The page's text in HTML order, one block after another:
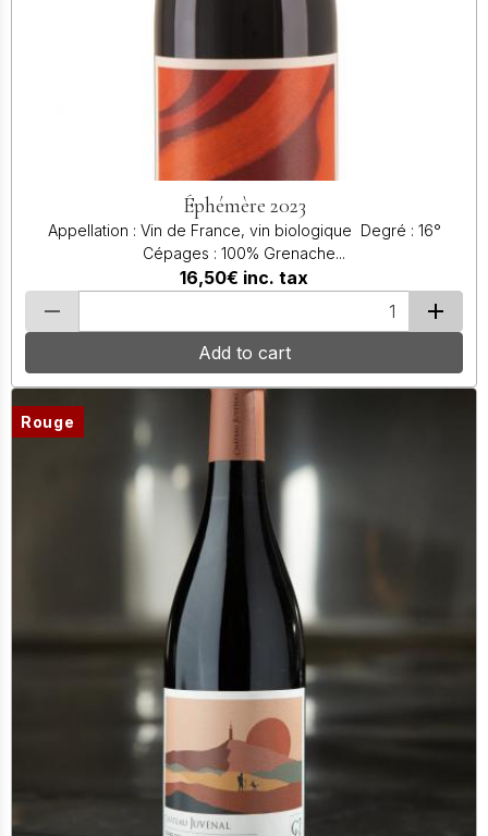
Éphémère 2023
Appellation : Vin de France, vin biologique Degré : 16°
Cépages : 100% Grenache...
16,50€ inc. tax
Add to cart
Rouge